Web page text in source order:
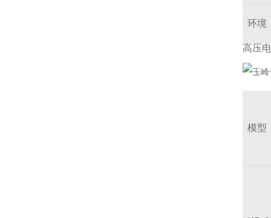
环境
高压
模型